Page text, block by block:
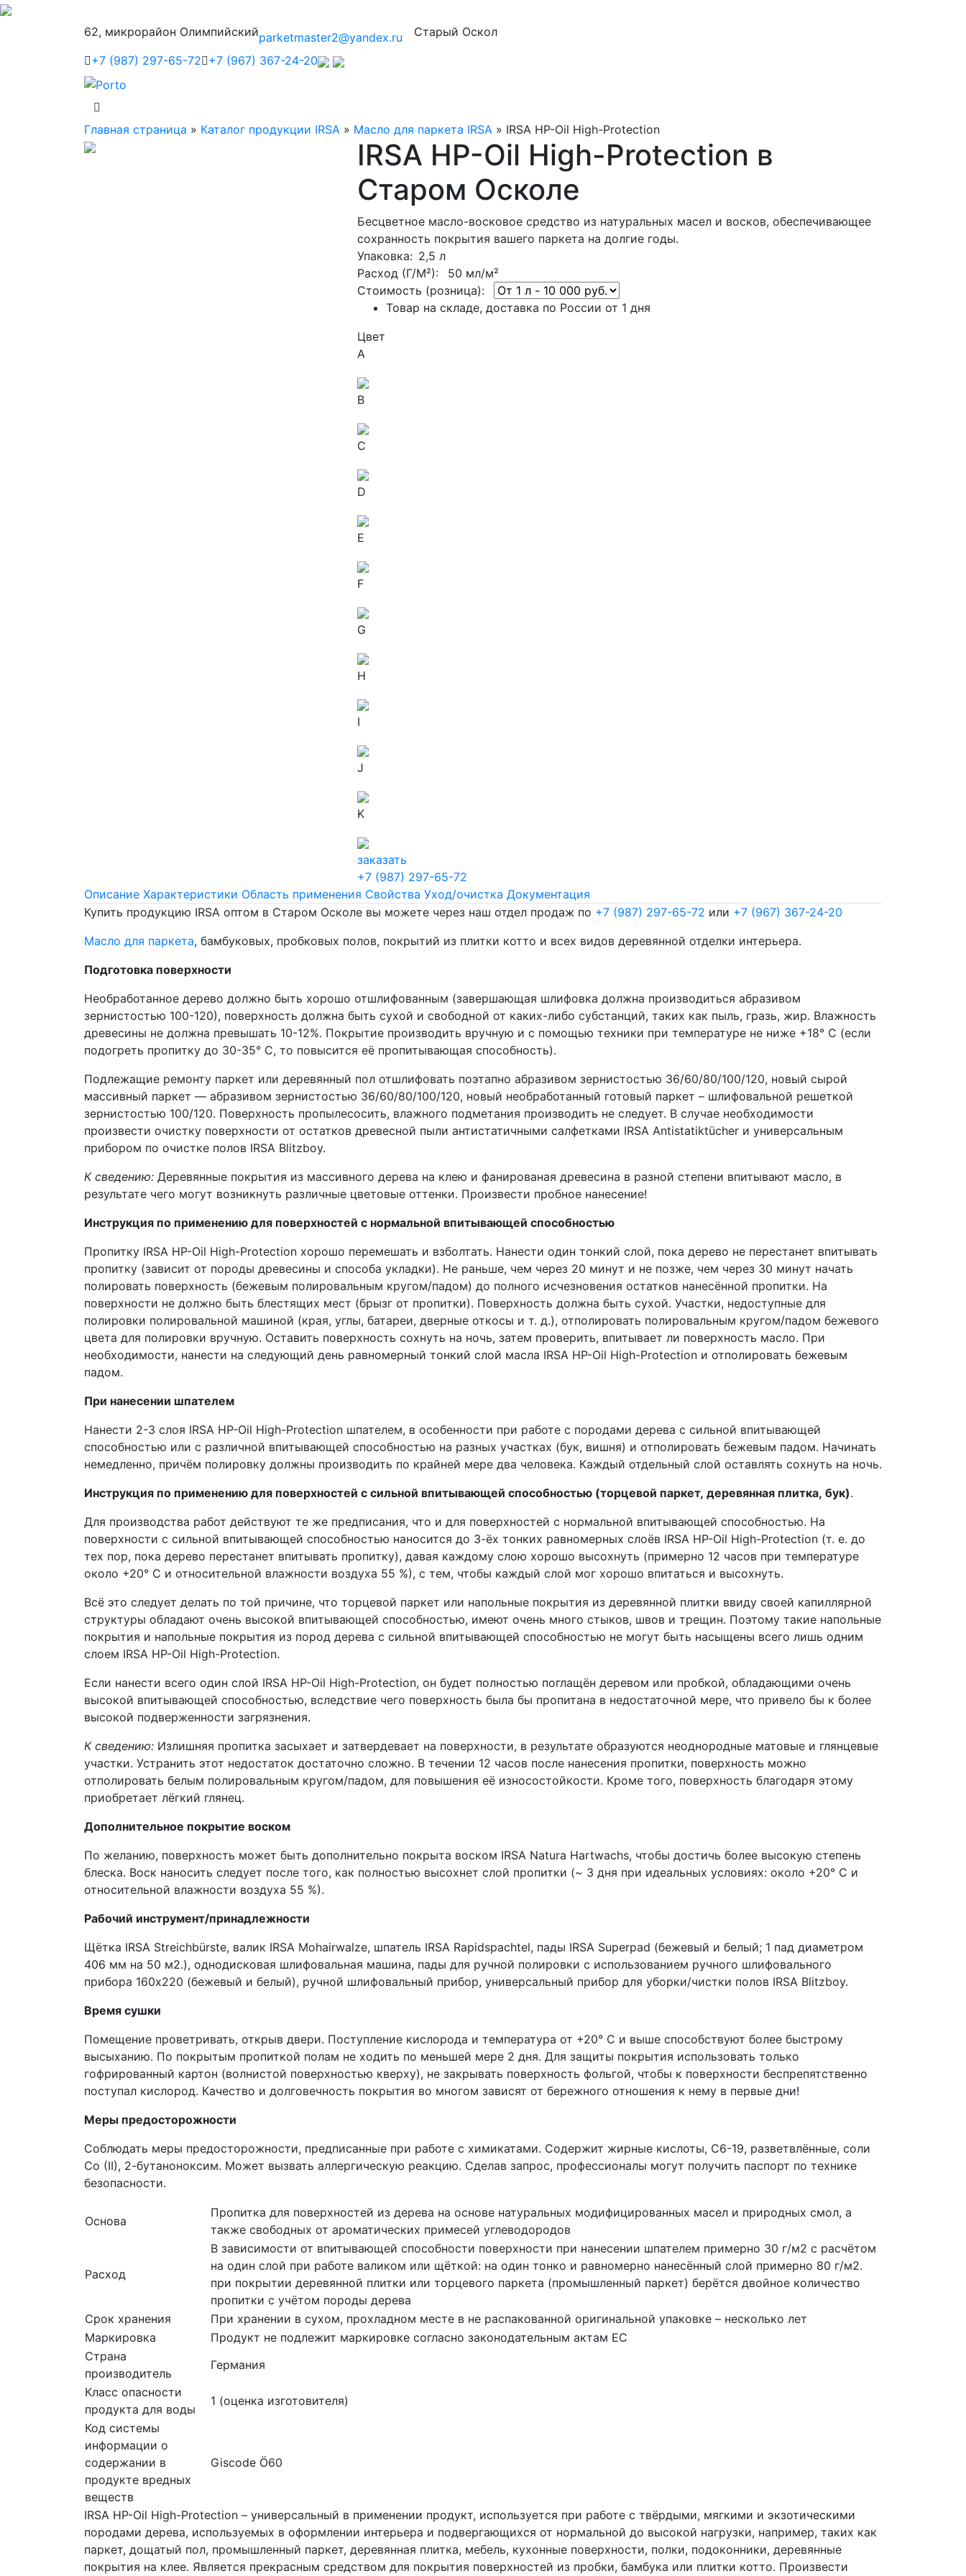
62, микрорайон Олимпийскийparketmaster2@yandex.ru
Старый Оскол
+7 (987) 297-65-72 +7 (967) 367-24-20
Главная страница » Каталог продукции IRSA » Масло для паркета IRSA » IRSA HP-Oil High-Protection
IRSA HP-Oil High-Protection в
Старом Осколе
Бесцветное масло-восковое средство из натуральных масел и восков, обеспечивающее
сохранность покрытия вашего паркета на долгие годы.
Упаковка: 2,5 л
Расход (Г/М²): 50 мл/м²
Стоимость (розница):
Товар на складе, доставка по России от 1 дня
Цвет
A
B
C
D
E
F
G
H
I
J
K
заказать
+7 (987) 297-65-72
Описание Характеристики Область применения Свойства Уход/очистка Документация
Купить продукцию IRSA оптом в Старом Осколе вы можете через наш отдел продаж по +7 (987) 297-65-72 или +7 (967) 367-24-20
Масло для паркета, бамбуковых, пробковых полов, покрытий из плитки котто и всех видов деревянной отделки интерьера.
Подготовка поверхности
Необработанное дерево должно быть хорошо отшлифованным (завершающая шлифовка должна производиться абразивом
зернистостью 100-120), поверхность должна быть сухой и свободной от каких-либо субстанций, таких как пыль, гразь, жир. Влажность
древесины не должна превышать 10-12%. Покрытие производить вручную и с помощью техники при температуре не ниже +18° C (если
подогреть пропитку до 30-35° C, то повысится её пропитывающая способность).
Подлежащие ремонту паркет или деревянный пол отшлифовать поэтапно абразивом зернистостью 36/60/80/100/120, новый сырой
массивный паркет — абразивом зернистостью 36/60/80/100/120, новый необработанный готовый паркет – шлифовальной решеткой
зернистостью 100/120. Поверхность пропылесосить, влажного подметания производить не следует. В случае необходимости
произвести очистку поверхности от остатков древесной пыли антистатичными салфетками IRSA Antistatiktücher и универсальным
прибором по очистке полов IRSA Blitzboy.
К сведению: Деревянные покрытия из массивного дерева на клею и фанированая древесина в разной степени впитывают масло, в
результате чего могут возникнуть различные цветовые оттенки. Произвести пробное нанесение!
Инструкция по применению для поверхностей с нормальной впитывающей способностью
Пропитку IRSA HP-Oil High-Protection хорошо перемешать и взболтать. Нанести один тонкий слой, пока дерево не перестанет впитывать
пропитку (зависит от породы древесины и способа укладки). Не раньше, чем через 20 минут и не позже, чем через 30 минут начать
полировать поверхность (бежевым полировальным кругом/падом) до полного исчезновения остатков нанесённой пропитки. На
поверхности не должно быть блестящих мест (брызг от пропитки). Поверхность должна быть сухой. Участки, недоступные для
полировки полировальной машиной (края, углы, батареи, дверные откосы и т. д.), отполировать полировальным кругом/падом бежевого
цвета для полировки вручную. Оставить поверхность сохнуть на ночь, затем проверить, впитывает ли поверхность масло. При
необходимости, нанести на следующий день равномерный тонкий слой масла IRSA HP-Oil High-Protection и отполировать бежевым
падом.
При нанесении шпателем
Нанести 2-3 слоя IRSA HP-Oil High-Protection шпателем, в особенности при работе с породами дерева с сильной впитывающей
способностью или с различной впитывающей способностью на разных участках (бук, вишня) и отполировать бежевым падом. Начинать
немедленно, причём полировку должны производить по крайней мере два человека. Каждый отдельный слой оставлять сохнуть на ночь.
Инструкция по применению для поверхностей с сильной впитывающей способностью (торцевой паркет, деревянная плитка, бук).
Для производства работ действуют те же предписания, что и для поверхностей с нормальной впитывающей способностью. На
поверхности с сильной впитывающей способностью наносится до 3-ёх тонких равномерных слоёв IRSA HP-Oil High-Protection (т. е. до
тех пор, пока дерево перестанет впитывать пропитку), давая каждому слою хорошо высохнуть (примерно 12 часов при температуре
около +20° C и относительной влажности воздуха 55 %), с тем, чтобы каждый слой мог хорошо впитаться и высохнуть.
Всё это следует делать по той причине, что торцевой паркет или напольные покрытия из деревянной плитки ввиду своей капиллярной
структуры обладают очень высокой впитывающей способностью, имеют очень много стыков, швов и трещин. Поэтому такие напольные
покрытия и напольные покрытия из пород дерева с сильной впитывающей способностью не могут быть насыщены всего лишь одним
слоем IRSA HP-Oil High-Protection.
Если нанести всего один слой IRSA HP-Oil High-Protection, он будет полностью поглащён деревом или пробкой, обладающими очень
высокой впитывающей способностью, вследствие чего поверхность была бы пропитана в недостаточной мере, что привело бы к более
высокой подверженности загрязнения.
К сведению: Излишняя пропитка засыхает и затвердевает на поверхности, в результате образуются неоднородные матовые и глянцевые
участки. Устранить этот недостаток достаточно сложно. В течении 12 часов после нанесения пропитки, поверхность можно
отполировать белым полировальным кругом/падом, для повышения её износостойкости. Кроме того, поверхность благодаря этому
приобретает лёгкий глянец.
Дополнительное покрытие воском
По желанию, поверхность может быть дополнительно покрыта воском IRSA Natura Hartwachs, чтобы достичь более высокую степень
блеска. Воск наносить следует после того, как полностью высохнет слой пропитки (~ 3 дня при идеальных условиях: около +20° C и
относительной влажности воздуха 55 %).
Рабочий инструмент/принадлежности
Щётка IRSA Streichbürste, валик IRSA Mohairwalze, шпатель IRSA Rapidspachtel, пады IRSA Superpad (бежевый и белый; 1 пад диаметром
406 мм на 50 м2.), однодисковая шлифовальная машина, пады для ручной полировки с использованием ручного шлифовального
прибора 160х220 (бежевый и белый), ручной шлифовальный прибор, универсальный прибор для уборки/чистки полов IRSA Blitzboy.
Время сушки
Помещение проветривать, открыв двери. Поступление кислорода и температура от +20° C и выше способствуют более быстрому
высыханию. По покрытым пропиткой полам не ходить по меньшей мере 2 дня. Для защиты покрытия использовать только
гофрированный картон (волнистой поверхностью кверху), не закрывать поверхность фольгой, чтобы к поверхности беспрепятственно
поступал кислород. Качество и долговечность покрытия во многом зависят от бережного отношения к нему в первые дни!
Меры предосторожности
Соблюдать меры предосторожности, предписанные при работе с химикатами. Содержит жирные кислоты, С6-19, разветвлённые, соли
Co (II), 2-бутаноноксим. Может вызвать аллергическую реакцию. Сделав запрос, профессионалы могут получить паспорт по технике
безопасности.
Основа
Пропитка для поверхностей из дерева на основе натуральных модифицированных масел и природных смол, а
также свободных от ароматических примесей углеводородов
Расход
В зависимости от впитывающей способности поверхности при нанесении шпателем примерно 30 г/м2 с расчётом
на один слой при работе валиком или щёткой: на один тонко и равномерно нанесённый слой примерно 80 г/м2.
при покрытии деревянной плитки или торцевого паркета (промышленный паркет) берётся двойное количество
пропитки с учётом породы дерева
Срок хранения
При хранении в сухом, прохладном месте в не распакованной оригинальной упаковке – несколько лет
Маркировка
Продукт не подлежит маркировке согласно законодательным актам ЕС
Страна
производитель
Германия
Класс опасности
продукта для воды
1 (оценка изготовителя)
Код системы
информации о
содержании в
продукте вредных
веществ
Giscode Ö60
IRSA HP-Oil High-Protection – универсальный в применении продукт, используется при работе с твёрдыми, мягкими и экзотическими
породами дерева, используемых в оформлении интерьера и подвергающихся от нормальной до высокой нагрузки, например, таких как
паркет, дощатый пол, промышленный паркет, деревянная плитка, мебель, кухонные поверхности, полки, подоконники, деревянные
покрытия на клее. Является прекрасным средством для покрытия поверхностей из пробки, бамбука или плитки котто. Произвести